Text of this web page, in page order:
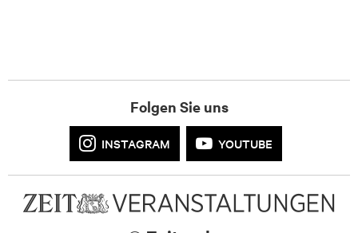
Folgen Sie uns
INSTAGRAM YOUTUBE